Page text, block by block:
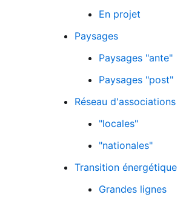
En projet
Paysages
Paysages "ante"
Paysages "post"
Réseau d'associations
"locales"
"nationales"
Transition énergétique
Grandes lignes